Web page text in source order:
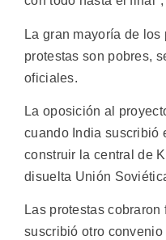
La gran mayoría de
protestas son pobres,
oficiales.
La oposición al
cuando India suscribió
construir la central de
disuelta Unión
Las protestas
suscribió otro convenio